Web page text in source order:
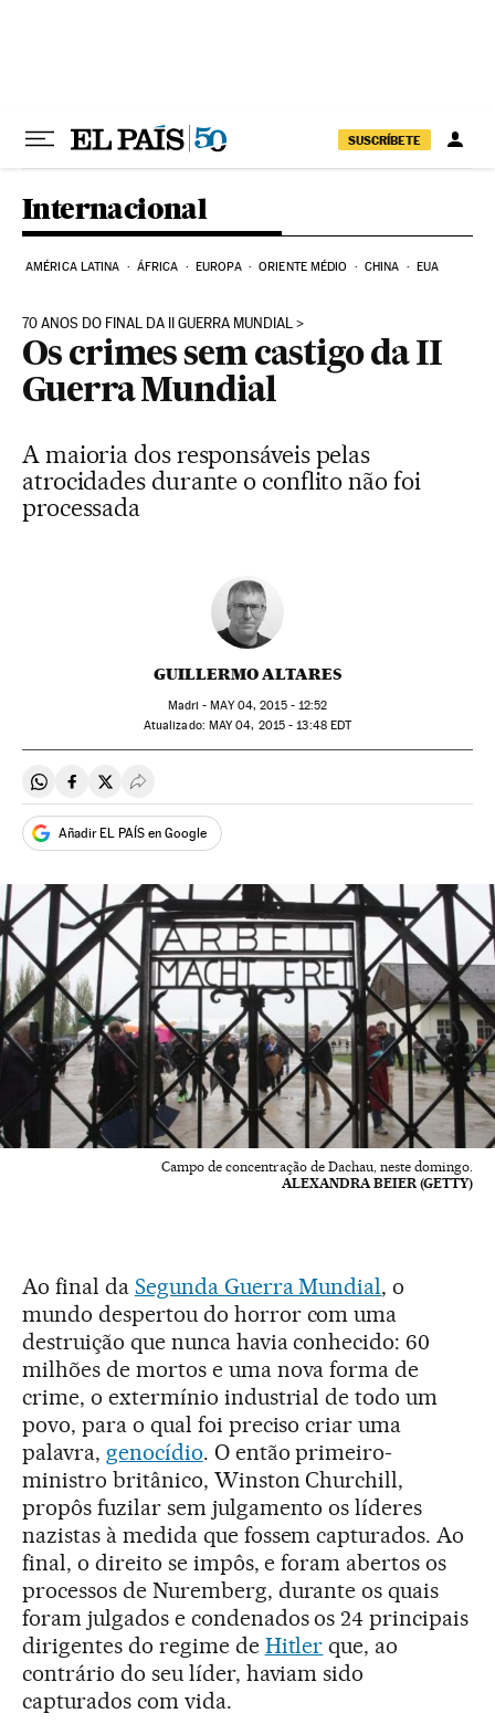
SUSCRÍBETE
Internacional
AMÉRICA LATINA ÁFRICA EUROPA ORIENTE MÉDIO CHINA EUA
70 ANOS DO FINAL DA II GUERRA MUNDIAL
Os crimes sem castigo da II
Guerra Mundial
A maioria dos responsáveis pelas
atrocidades durante o conflito não foi
processada
GUILLERMO ALTARES
Madri -MAY04, 2015 - 12:52
atualizado: MAY04, 2015 - 13:48EDT
Compartir en Whatsapp
Compartir en Facebook
Compartir en Twitter
Desplegar Redes Sociales
Añadir EL PAÍS en Google
Campo de concentração de Dachau, neste domingo.
ALEXANDRA BEIER (GETTY)
Ao final da Segunda Guerra Mundial, o
mundo despertou do horror com uma
destruição que nunca havia conhecido: 60
milhões de mortos e uma nova forma de
crime, o extermínio industrial de todo um
povo, para o qual foi preciso criar uma
palavra, genocídio. O então primeiro-
ministro britânico, Winston Churchill,
propôs fuzilar sem julgamento os líderes
nazistas à medida que fossem capturados. Ao
final, o direito se impôs, e foram abertos os
processos de Nuremberg, durante os quais
foram julgados e condenados os 24 principais
dirigentes do regime de Hitler que, ao
contrário do seu líder, haviam sido
capturados com vida.